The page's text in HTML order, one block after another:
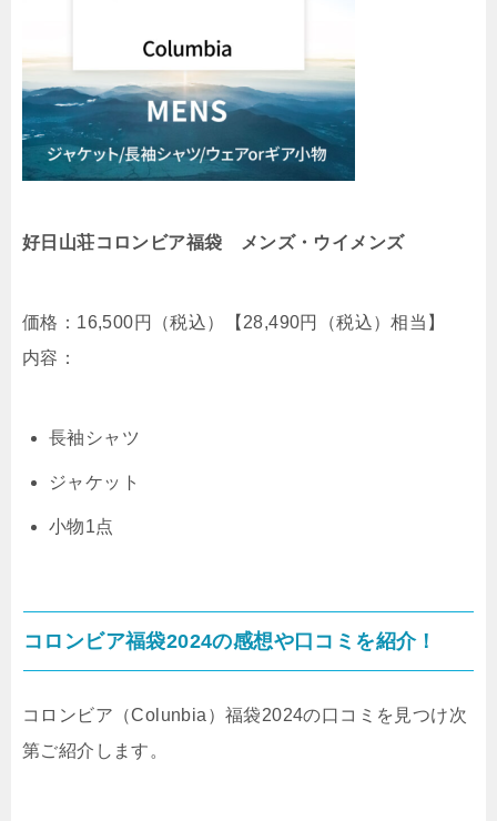
好日山荘コロンビア福袋 メンズ・ウイメンズ
価格：16,500円（税込）【 28,490円（税込）相当】
内容：
長袖シャツ
ジャケット
小物1点
コロンビア福袋2024の感想や口コミを紹介！
コロンビア（Colunbia）福袋2024の口コミを見つけ次
第ご紹介します。